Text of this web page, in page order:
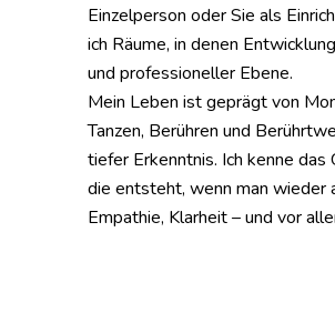
Einzelperson oder Sie als
ich Räume, in denen
und professioneller Ebene.
Mein Leben ist geprägt von
Tanzen, Berühren und
tiefer Erkenntnis. Ich kenne das
die entsteht, wenn man wieder
Empathie, Klarheit – und vor